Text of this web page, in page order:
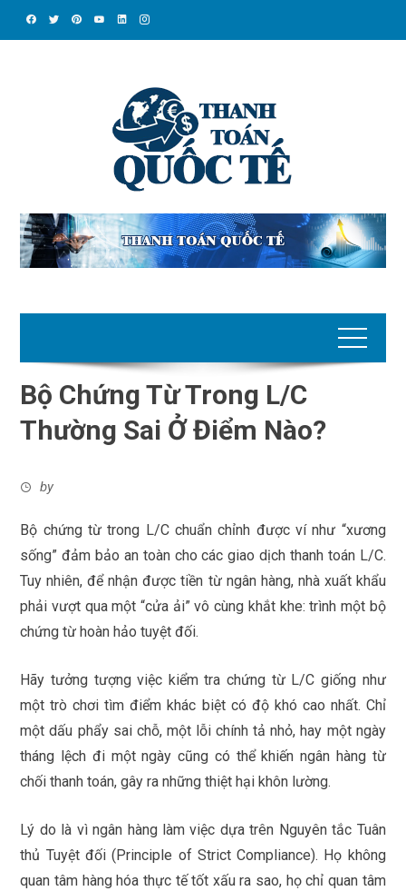
Bộ Chứng Từ Trong L/C
Thường Sai Ở Điểm Nào?
by
Bộ chứng từ trong L/C chuẩn chỉnh được ví như “xương
sống” đảm bảo an toàn cho các giao dịch thanh toán L/C.
Tuy nhiên, để nhận được tiền từ ngân hàng, nhà xuất khẩu
phải vượt qua một “cửa ải” vô cùng khắt khe: trình một bộ
chứng từ hoàn hảo tuyệt đối.
Hãy tưởng tượng việc kiểm tra chứng từ L/C giống như
một trò chơi tìm điểm khác biệt có độ khó cao nhất. Chỉ
một dấu phẩy sai chỗ, một lỗi chính tả nhỏ, hay một ngày
tháng lệch đi một ngày cũng có thể khiến ngân hàng từ
chối thanh toán, gây ra những thiệt hại khôn lường.
Lý do là vì ngân hàng làm việc dựa trên Nguyên tắc Tuân
thủ Tuyệt đối (Principle of Strict Compliance). Họ không
quan tâm hàng hóa thực tế tốt xấu ra sao, họ chỉ quan tâm